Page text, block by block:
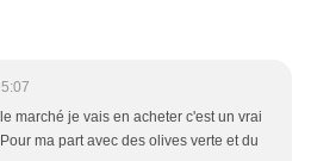
marché je vais en acheter c'est un vrai
ma part avec des olives verte et du